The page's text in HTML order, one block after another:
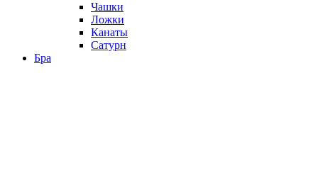
Чашки
Ложки
Канаты
Сатурн
Бра